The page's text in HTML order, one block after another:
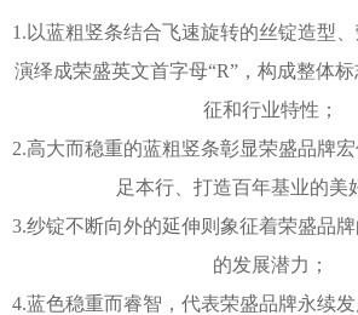
1. 以蓝粗竖条结合飞速旋转的丝锭造型
演绎成荣盛英文首字母“R”，构成整体
征和行业特性；
2.高大而稳重的蓝粗竖条彰显荣盛品牌
足本行、打造百年基业的美
3.纱锭不断向外的延伸则象征着荣盛品
的发展潜力；
4.蓝色稳重而睿智，代表荣盛品牌永续